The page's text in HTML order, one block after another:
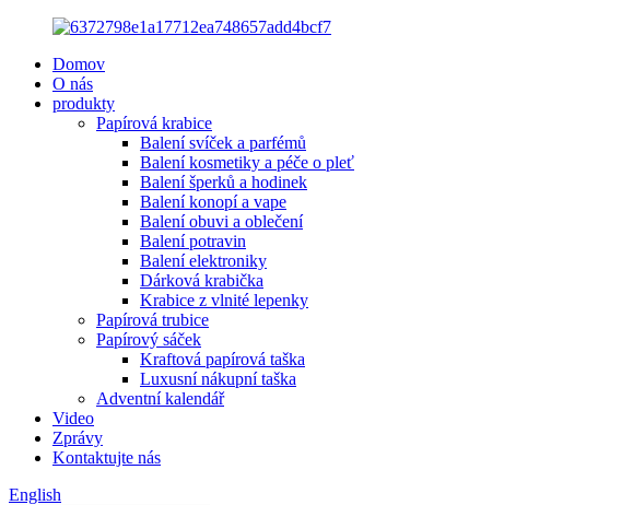
Domov
O nás
produkty
Papírová krabice
Balení svíček a parfémů
Balení kosmetiky a péče o pleť
Balení šperků a hodinek
Balení konopí a vape
Balení obuvi a oblečení
Balení potravin
Balení elektroniky
Dárková krabička
Krabice z vlnité lepenky
Papírová trubice
Papírový sáček
Kraftová papírová taška
Luxusní nákupní taška
Adventní kalendář
Video
Zprávy
Kontaktujte nás
English